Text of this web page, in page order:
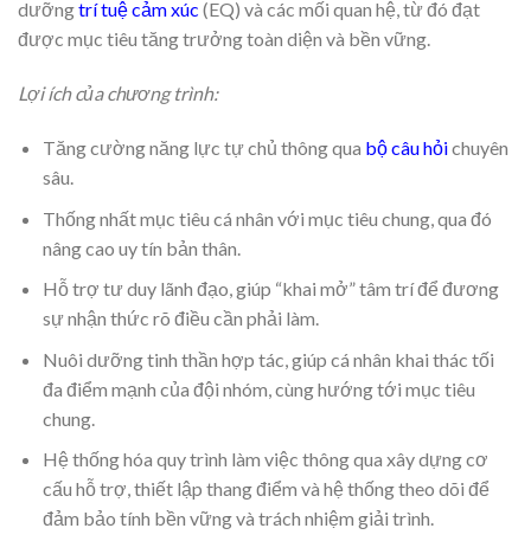
dưỡngtrí tuệ cảm xúc (EQ) và các mối quan hệ, từ đó đạt
được mục tiêu tăng trưởng toàn diện và bền vững.
Lợi ích của chương trình:
Tăng cường năng lực tự chủ thông qua bộ câu hỏichuyên
sâu.
Thống nhất mục tiêu cá nhân với mục tiêu chung, qua đó
nâng cao uy tín bản thân.
Hỗ trợ tư duy lãnh đạo, giúp “khai mở” tâm trí để đương
sự nhận thức rõ điều cần phải làm.
Nuôi dưỡng tinh thần hợp tác, giúp cá nhân khai thác tối
đa điểm mạnh của đội nhóm, cùng hướng tới mục tiêu
chung.
Hệ thống hóa quy trình làm việc thông qua xây dựng cơ
cấu hỗ trợ, thiết lập thang điểm và hệ thống theo dõi để
đảm bảo tính bền vững và trách nhiệm giải trình.